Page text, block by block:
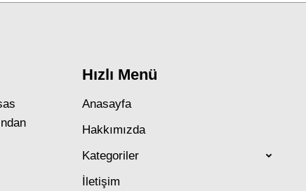
Hızlı Menü
Anasayfa
Hakkımızda
Kategoriler
İletişim